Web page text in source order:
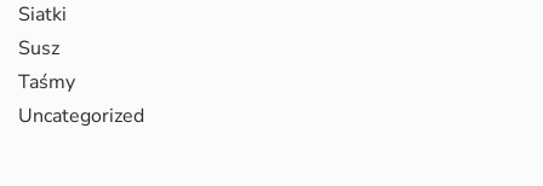
Siatki
Susz
Taśmy
Uncategorized